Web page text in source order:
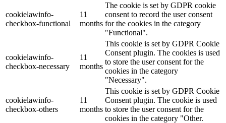
cookielawinfo-
checkbox-functional
11
months
The cookie is set by GDPR cookie
consent to record the user consent
for the cookies in the category
"Functional".
cookielawinfo-
checkbox-necessary
11
months
This cookie is set by GDPR Cookie
Consent plugin. The cookies is used
to store the user consent for the
cookies in the category
"Necessary".
cookielawinfo-
checkbox-others
11
months
This cookie is set by GDPR Cookie
Consent plugin. The cookie is used
to store the user consent for the
cookies in the category "Other.